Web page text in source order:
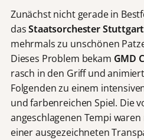
Zunächst nicht gerade in
dasStaatsorchester Stuttgart
mehrmals zu unschönen
Dieses Problem bekam GMD
rasch in den Griff und
Folgenden zu einem
und farbenreichen Spiel. Die
angeschlagenen Tempi
einer ausgezeichneten
e
n
a
k
p
t
i
e